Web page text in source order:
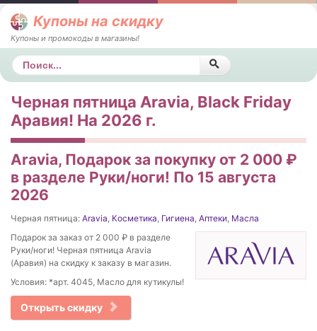
Купоны на скидку
Купоны и промокоды в магазины!
Поиск
Черная пятница Aravia, Black Friday
Аравия! На 2026 г.
Aravia, Подарок за покупку от 2 000 ₽
в разделе Руки/ноги! По 15 августа
2026
Черная пятница: Aravia, Косметика, Гигиена, Аптеки, Масла
Подарок за заказ от 2 000 ₽ в разделе
Руки/ноги! Черная пятница Aravia
(Аравия) на скидку к заказу в магазин.
Условия: *арт. 4045, Масло для кутикулы!
Открыть скидку